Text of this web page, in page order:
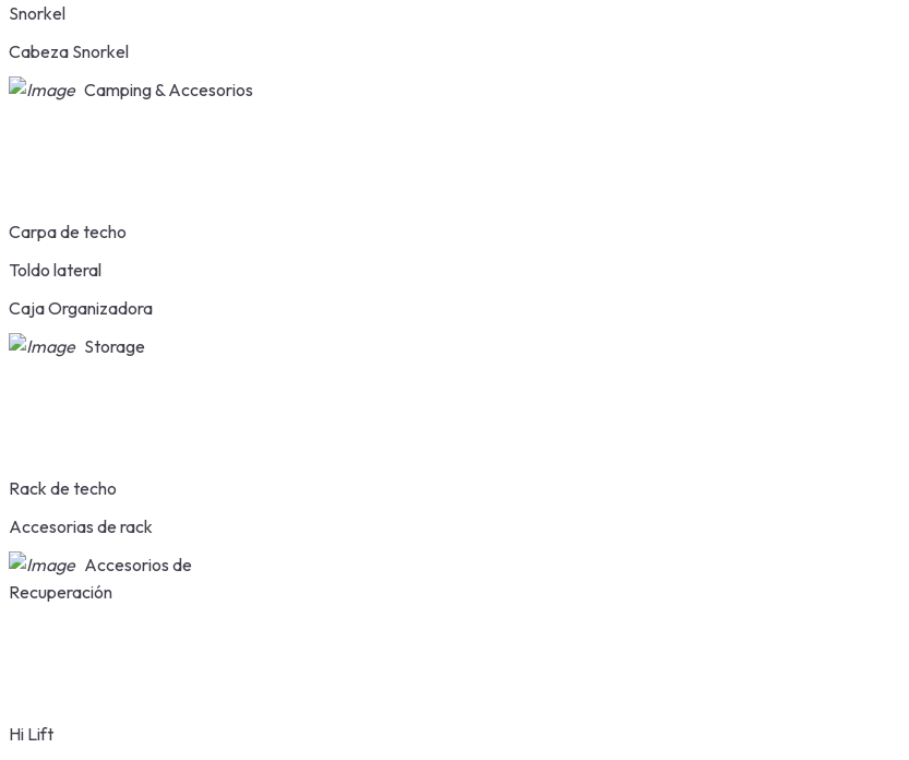
Snorkel
Cabeza Snorkel
Camping & Accesorios
Carpa de techo
Toldo lateral
Caja Organizadora
Storage
Rack de techo
Accesorias de rack
Accesorios de
Recuperación
Hi Lift